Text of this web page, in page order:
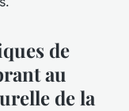
de
au
de la